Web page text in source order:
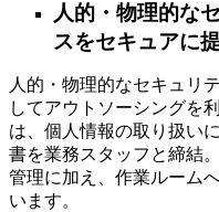
人的・物理的な
スをセキュアに
人的・物理的なセキュリ
してアウトソーシングを
は、個人情報の取り扱い
書を業務スタッフと締結
管理に加え、作業ルーム
います。